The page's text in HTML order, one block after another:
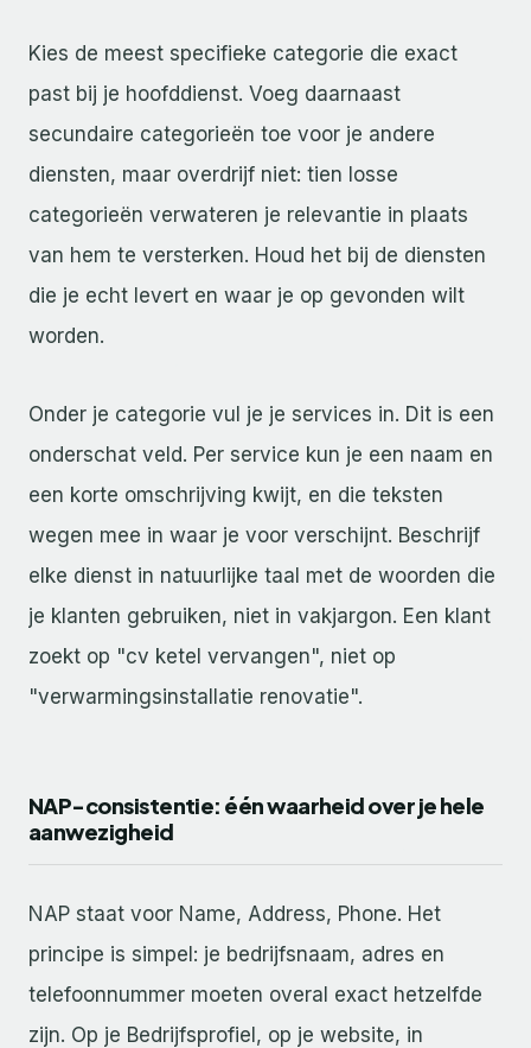
Kies de meest specifieke categorie die exact
past bij je hoofddienst. Voeg daarnaast
secundaire categorieën toe voor je andere
diensten, maar overdrijf niet: tien losse
categorieën verwateren je relevantie in plaats
van hem te versterken. Houd het bij de diensten
die je echt levert en waar je op gevonden wilt
worden.
Onder je categorie vul je je services in. Dit is een
onderschat veld. Per service kun je een naam en
een korte omschrijving kwijt, en die teksten
wegen mee in waar je voor verschijnt. Beschrijf
elke dienst in natuurlijke taal met de woorden die
je klanten gebruiken, niet in vakjargon. Een klant
zoekt op "cv ketel vervangen", niet op
"verwarmingsinstallatie renovatie".
NAP-consistentie: één waarheid over je hele
aanwezigheid
NAP staat voor Name, Address, Phone. Het
principe is simpel: je bedrijfsnaam, adres en
telefoonnummer moeten overal exact hetzelfde
zijn. Op je Bedrijfsprofiel, op je website, in